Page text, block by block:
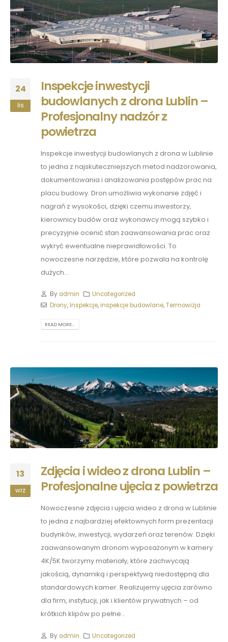
24
lis
Inspekcje inwestycji
budowlanych z drona Lublin –
Profesjonalny nadzór z
powietrza
Inspekcje inwestycji budowlanych z drona w Lublinie
to jedna z najskuteczniejszych metod nadzorowania,
dokumentowania i analizowania postępów prac na
placu budowy. Dron umożliwia wykonanie zdjęć i
nagrań z wysokości, dzięki czemu inwestorzy,
kierownicy budów oraz wykonawcy mogą szybko i
precyzyjnie ocenić stan zaawansowania prac oraz
wykryć ewentualne nieprawidłowości. To
nowoczesne narzędzie, które pozwala na kontrolę
dużych...
By admin
Uncategorized
Drony,Inspekcje,inspekcje budowlane,Termowizja
READ MORE...
13
wrz
Zdjęcia i wideo z drona Lublin –
Profesjonalne ujęcia z powietrza
Nowoczesne zdjęcia i ujęcia wideo z drona w Lublinie
to jedna z najbardziej efektownych form prezentacji
budynków, inwestycji, wydarzeń oraz terenów. Dzięki
zaawansowanym dronom wyposażonym w kamery
4K/5K tworzymy materiały, które zachwycają
jakością, dynamiką i perspektywą niedostępną dla
standardowych kamer. Realizujemy ujęcia zarówno
dla firm, instytucji, jak i klientów prywatnych – od
krótkich klipów po pełne...
By admin
Uncategorized